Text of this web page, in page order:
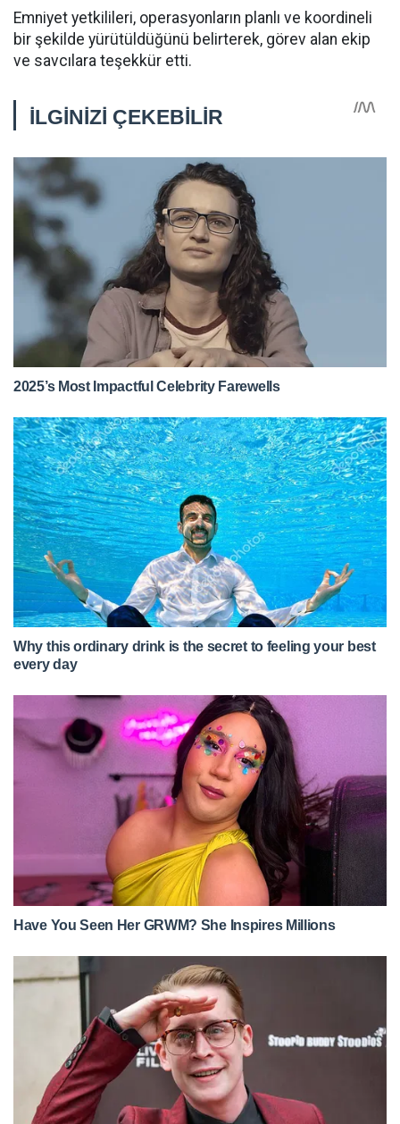
Emniyet yetkilileri, operasyonların planlı ve koordineli
bir şekilde yürütüldüğünü belirterek, görev alan ekip
ve savcılara teşekkür etti.